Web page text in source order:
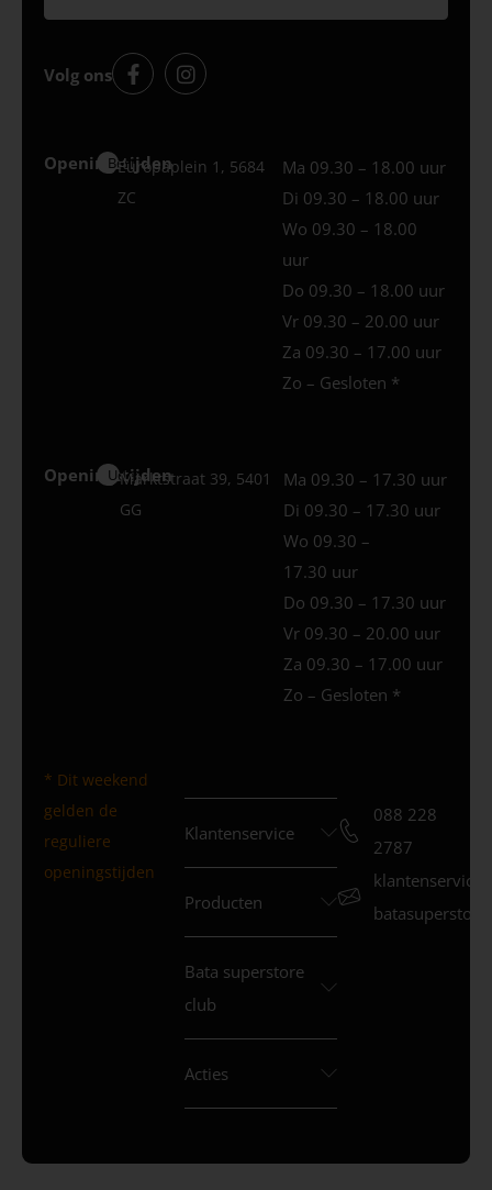
Volg ons
Openingstijden
Best
Europaplein 1, 5684
ZC
Ma 09.30 – 18.00 uur
Di 09.30 – 18.00 uur
Wo 09.30 – 18.00
uur
Do 09.30 – 18.00 uur
Vr 09.30 – 20.00 uur
Za 09.30 – 17.00 uur
Zo – Gesloten *
Openingstijden
Uden
Marktstraat 39, 5401
GG
Ma 09.30 – 17.30 uur
Di 09.30 – 17.30 uur
Wo 09.30 –
17.30 uur
Do 09.30 – 17.30 uur
Vr 09.30 – 20.00 uur
Za 09.30 – 17.00 uur
Zo – Gesloten *
* Dit weekend
gelden de
reguliere
openingstijden
Klantenservice
Producten
Bata superstore
club
Acties
088 228
2787